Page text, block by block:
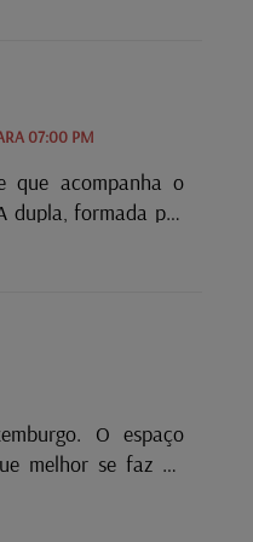
07:00 PM
que acompanha o
dupla, formada por
nos diferentes
A
partilhar e
e, no final do dia,
lo de volta......
O espaço
melhor se faz no